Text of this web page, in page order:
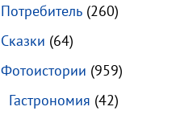
Потребитель(260)
Сказки (64)
Фотоистории (959)
Гастрономия (42)